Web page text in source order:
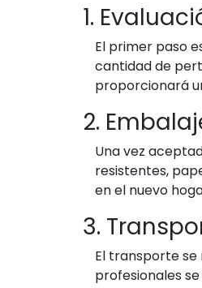
1.
El primer paso
cantidad de
proporcionará
2.
Una vez
resistentes,
en el nuevo
3.
El transporte se
profesionales